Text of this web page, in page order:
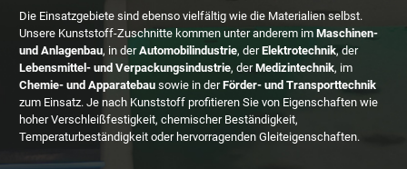
Die Einsatzgebiete sind ebenso vielfältig wie die Materialien selbst.
Unsere Kunststoff-Zuschnitte kommen unter anderem im Maschinen-
und Anlagenbau, in derAutomobilindustrie, derElektrotechnik, der
Lebensmittel- und Verpackungsindustrie, derMedizintechnik, im
Chemie- und Apparatebau sowie in derFörder- und Transporttechnik
zum Einsatz. Je nach Kunststoff profitieren Sie von Eigenschaften wie
hoher Verschleißfestigkeit, chemischer Beständigkeit,
Temperaturbeständigkeit oder hervorragenden Gleiteigenschaften.